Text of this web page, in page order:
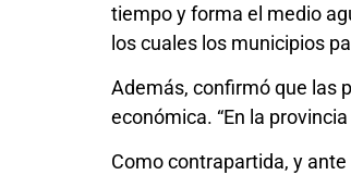
tiempo y forma el medio
los cuales los municipios
Además, confirmó que las
económica. “En la
Como contrapartida, y